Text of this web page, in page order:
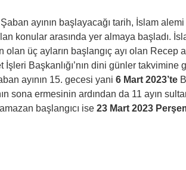
ayının başlayacağı tarih, İslam alemi
konular arasında yer almaya başladı.
üç ayların başlangıç ayı olan Recep
İşleri Başkanlığı’nın dini günler takvimine
ayının 15. gecesi yani 6 Mart 2023’te
sona ermesinin ardından da 11 ayın
başlangıcı ise 23 Mart 2023